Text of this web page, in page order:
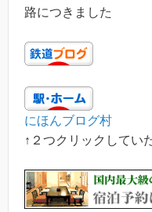
路につきました
にほんブログ村
↑２つクリックしてい